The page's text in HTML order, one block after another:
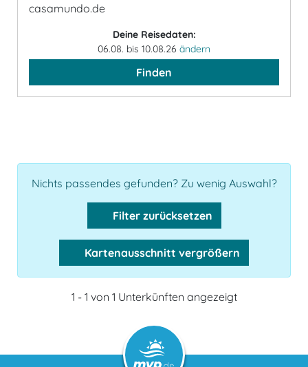
casamundo.de
Deine Reisedaten:
06.08. bis 10.08.26 ändern
Finden
Nichts passendes gefunden? Zu wenig Auswahl?
Filter zurücksetzen
Kartenausschnitt vergrößern
1 - 1 von 1 Unterkünften angezeigt